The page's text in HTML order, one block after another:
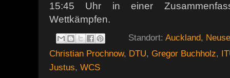
15:45 Uhr in einer
Wettkämpfen.
Standort: Auckland,
Christian Prochnow, DTU, Gregor Buchholz,
Justus, WCS